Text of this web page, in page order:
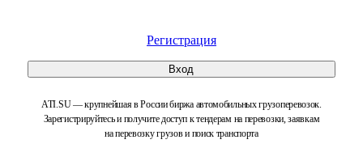
Регистрация
Вход
ATI.SU — крупнейшая в России биржа автомобильных грузоперевозок.
Зарегистрируйтесь и получите доступ к тендерам на перевозки, заявкам
на перевозку грузов и поиск транспорта